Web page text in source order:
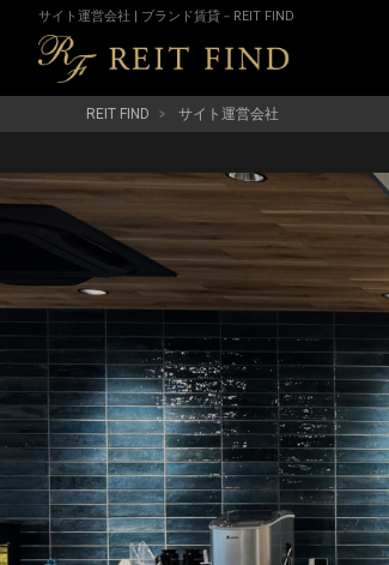
サイト運営会社 | ブランド賃貸－REIT FIND
REIT FIND サイト運営会社